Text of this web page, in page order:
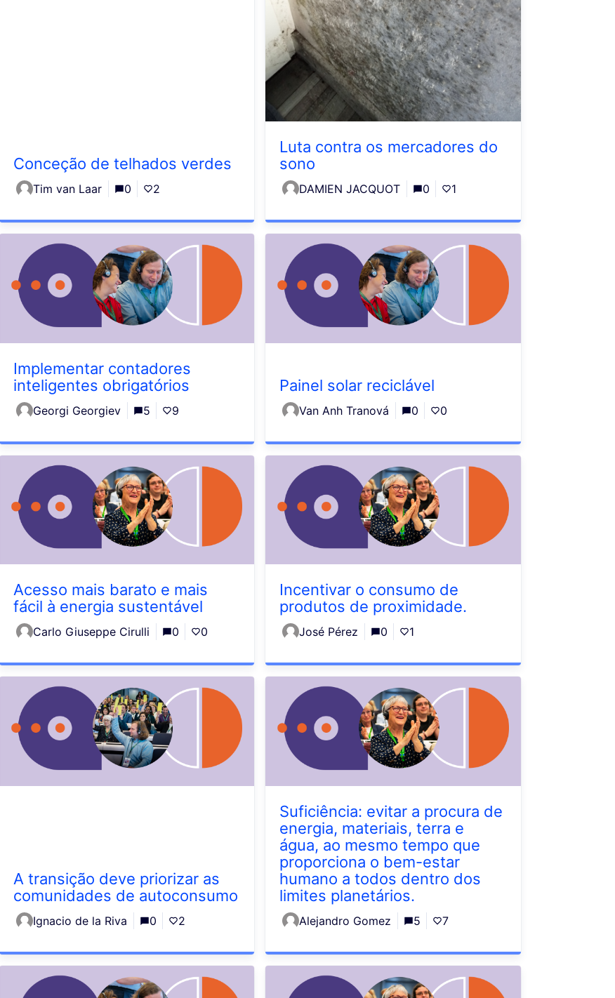
Conceção de telhados verdes
Tim van Laar 0 2
Luta contra os mercadores do
sono
DAMIEN JACQUOT 0 1
Implementar contadores
inteligentes obrigatórios
Georgi Georgiev 5 9
Painel solar reciclável
Van Anh Tranová 0 0
Acesso mais barato e mais
fácil à energia sustentável
Carlo Giuseppe Cirulli 0 0
Incentivar o consumo de
produtos de proximidade.
José Pérez 0 1
A transição deve priorizar as
comunidades de autoconsumo
Ignacio de la Riva 0 2
Suficiência: evitar a procura de
energia, materiais, terra e
água, ao mesmo tempo que
proporciona o bem-estar
humano a todos dentro dos
limites planetários.
Alejandro Gomez 5 7